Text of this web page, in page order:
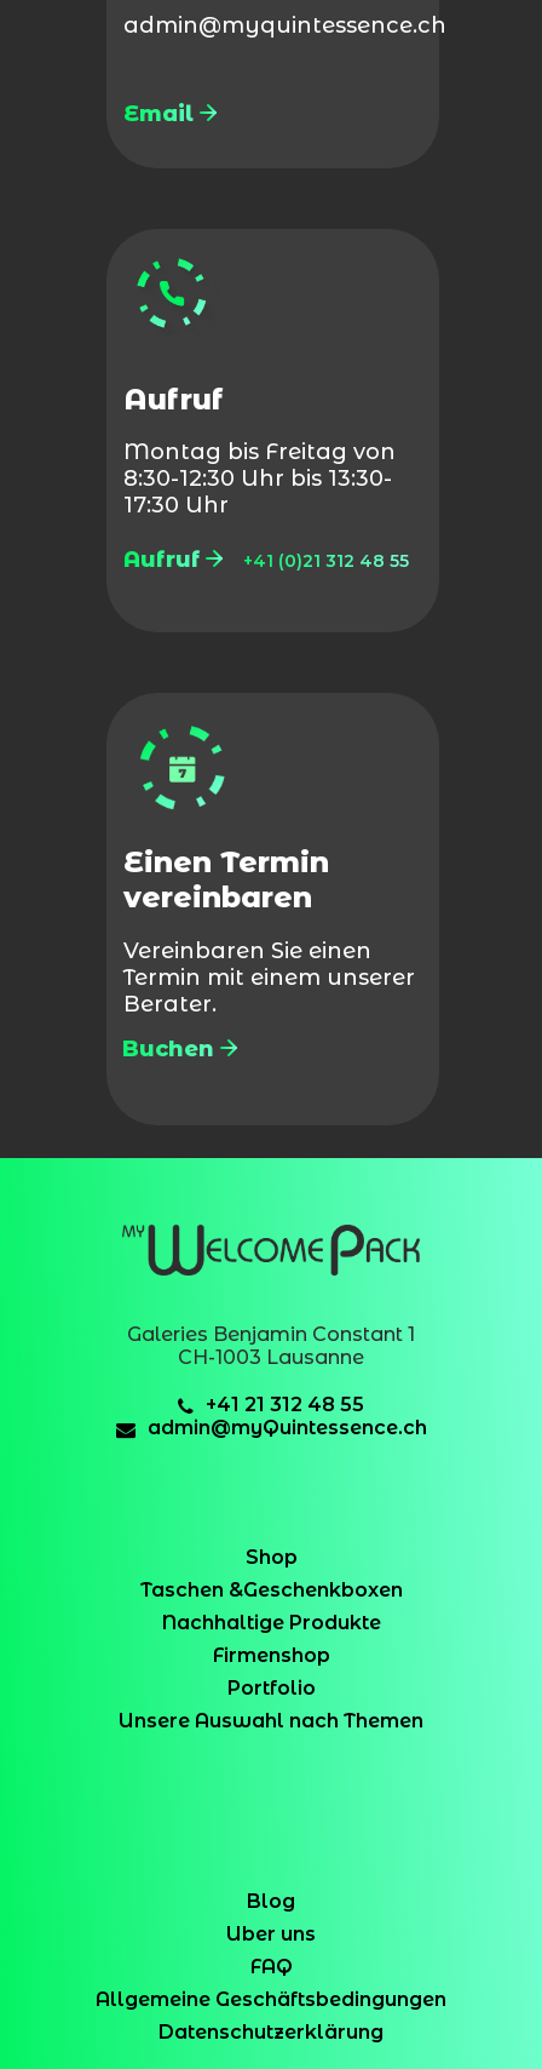
admin@myquintessence.ch
Email
Aufruf
Montag bis Freitag von
8:30-12:30 Uhr bis 13:30-
17:30 Uhr
Aufruf +41 (0)21 312 48 55
Einen Termin
vereinbaren
Vereinbaren Sie einen
Termin mit einem unserer
Berater.
Buchen
Galeries Benjamin Constant 1
CH-1003 Lausanne
+41 21 312 48 55
admin@myQuintessence.ch
Shop
Taschen &Geschenkboxen
Nachhaltige Produkte
Firmenshop
Portfolio
Unsere Auswahl nach Themen
Blog
Uber uns
FAQ
Allgemeine Geschäftsbedingungen
Datenschutzerklärung